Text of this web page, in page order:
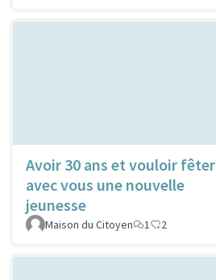
Avoir 30 ans et vouloir fêter
avec vous une nouvelle
jeunesse
Maison du Citoyen 1 2